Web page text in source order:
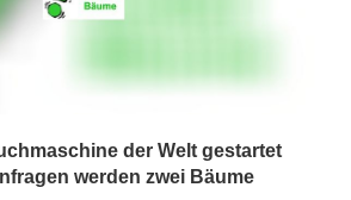
der Welt gestartet
werden zwei Bäume